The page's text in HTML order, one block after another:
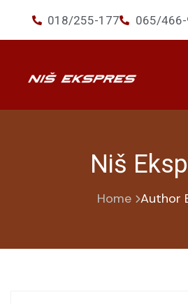
018/255-177 065/466-
Niš
Home Author